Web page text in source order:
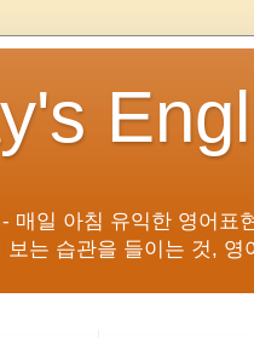
매일 아침 유익한 영어표
보는 습관을 들이는 것,